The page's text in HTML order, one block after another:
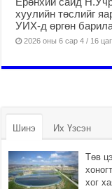
хуулийн төслийг
УИХ-д өргөн
2026 оны 6 сар 4 / 16
Шинэ Их Үзсэн
Төв
хог